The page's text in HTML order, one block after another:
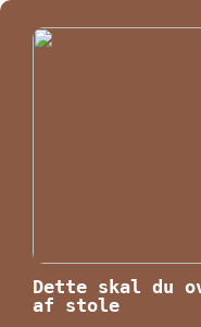
Dette skal du
af stole